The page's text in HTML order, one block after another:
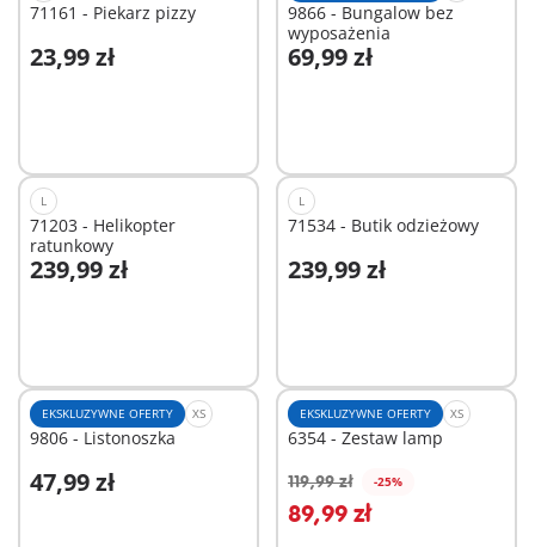
71161 - Piekarz pizzy
23,99 zł
Dodaj do koszyka
9866 - Bungalow bez
wyposażenia
69,99 zł
Dodaj do koszyka
L
71203 - Helikopter
ratunkowy
239,99 zł
Dodaj do koszyka
L
71534 - Butik odzieżowy
239,99 zł
Dodaj do koszyka
EKSKLUZYWNE OFERTY XS
9806 - Listonoszka
47,99 zł
Dodaj do koszyka
EKSKLUZYWNE OFERTY XS
6354 - Zestaw lamp
119,99 zł -25%
89,99 zł
Dodaj do koszyka